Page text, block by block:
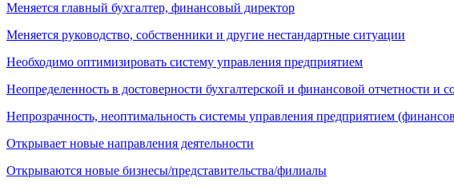
Меняется главный бухгалтер, финансовый директор
Меняется руководство, собственники и другие нестандартные ситуации
Необходимо оптимизировать систему управления предприятием
Неопределенность в достоверности бухгалтерской и финансовой отчетности и
Непрозрачность, неоптимальность системы управления предприятием
Открывает новые направления деятельности
Открываются новые бизнесы/представительства/филиалы